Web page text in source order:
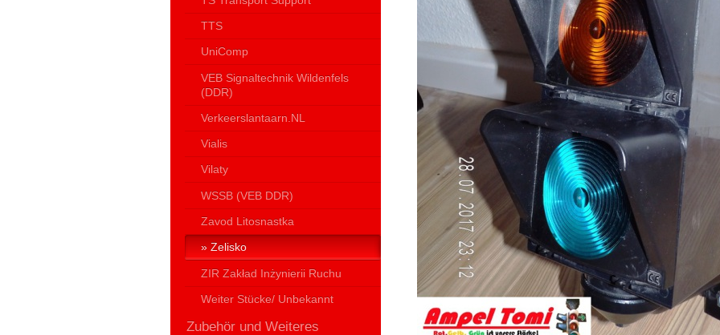
TTS
UniComp
VEB Signaltechnik Wildenfels
(DDR)
Verkeerslantaarn.NL
Vialis
Vilaty
WSSB (VEB DDR)
Zavod Litosnastka
Zelisko
ZIR Zakład Inżynierii Ruchu
Weiter Stücke/ Unbekannt
Zubehör und Weiteres